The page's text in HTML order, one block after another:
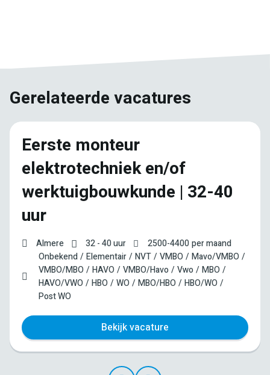
Gerelateerde vacatures
Eerste monteur
elektrotechniek en/of
werktuigbouwkunde | 32-40
uur
Almere 32 - 40 uur 2500-4400per maand
Onbekend
Elementair NVT VMBO
Mavo/VMBO
VMBO/MBO
HAVO VMBO/Havo Vwo
MBO
HAVO/VWO
HBO WO MBO/HBO
HBO/WO
Post WO
Bekijk vacature